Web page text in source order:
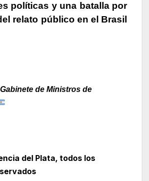
políticas y una batalla por
relato público en el Brasil
de Ministros de
del Plata, todos los